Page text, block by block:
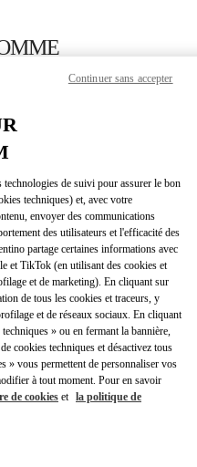
DIRECTIONSLINK
Opens in New Tab
de suivi pour assurer le bon
techniques) et, avec votre
envoyer des communications
des utilisateurs et l'efficacité des
partage certaines informations avec
et TikTok (en utilisant des cookies et
et de marketing). En cliquant sur
de tous les cookies et traceurs, y
et de réseaux sociaux. En cliquant
» ou en fermant la bannière,
cookies techniques et désactivez tous
» vous permettent de personnaliser vos
à tout moment. Pour en savoir
de cookies et la politique de
Continuer sans accepter